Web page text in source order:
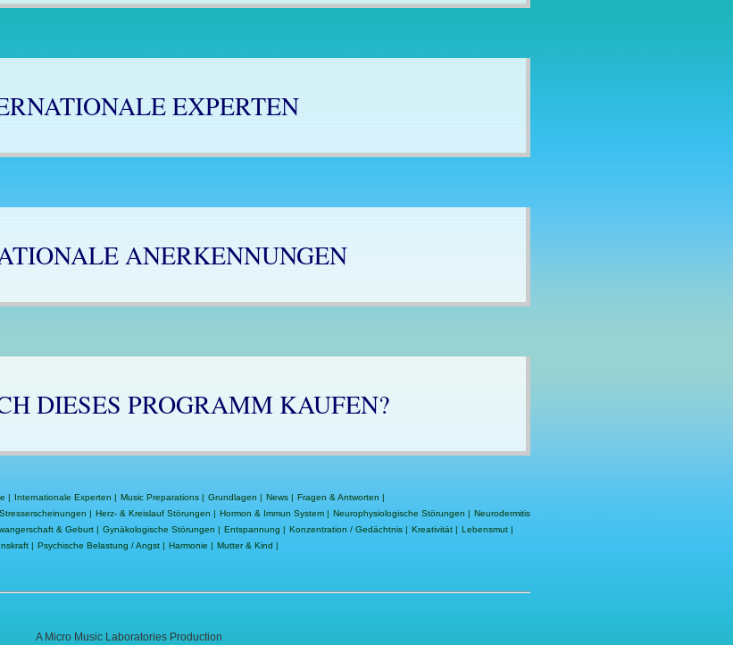
EXPERTEN
ANERKENNUNGEN
DIESES PROGRAMM KAUFEN?
| Internationale Experten | Music Preparations| Grundlagen | News| Fragen & Antworten |
| Herz- & Kreislauf Störungen | Hormon & Immun System | Neurophysiologische Störungen | Neurodermitis
& Geburt | Gynäkologische Störungen | Entspannung | Konzentration / Gedächtnis | Kreativität | Lebensmut |
| Psychische Belastung / Angst| Harmonie | Mutter & Kind |
A Micro Music Laboratories Production